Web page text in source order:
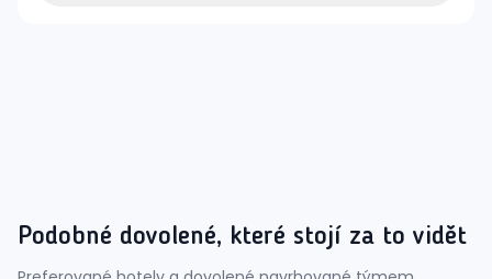
Podobné dovolené, které stojí za to vidět